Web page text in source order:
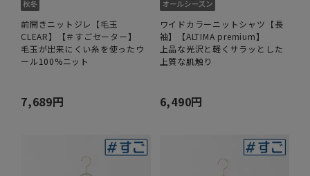
前開きニットジレ【毛玉
CLEAR】【＃すごセーター】
毛玉が出来にくい糸を使ったウ
ール100%ニット
7,689円
ワイドカラーニットシャツ【長
袖】【ALTIMA premium】
上品な光沢と軽くサラッとした
上質な肌触り
6,490円